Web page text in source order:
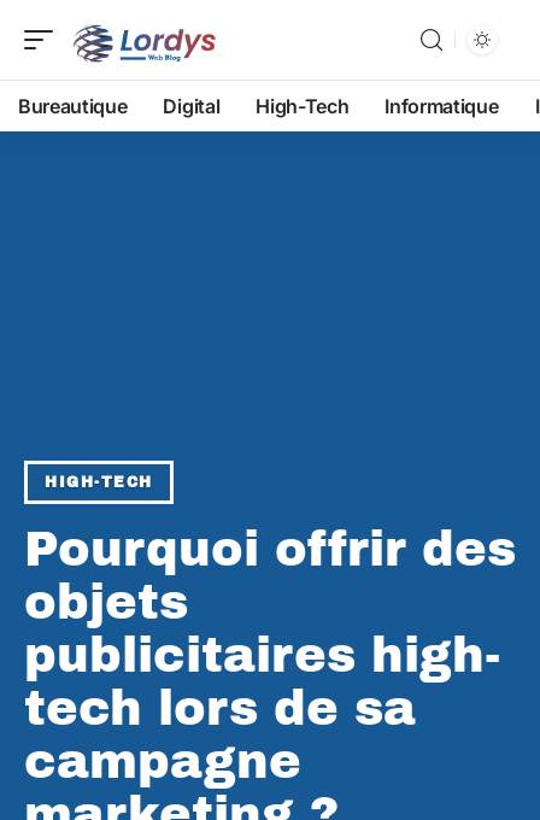
Bureautique Digital High-Tech Informatique
HIGH-TECH
Pourquoi offrir des
objets
publicitaires high-
tech lors de sa
campagne